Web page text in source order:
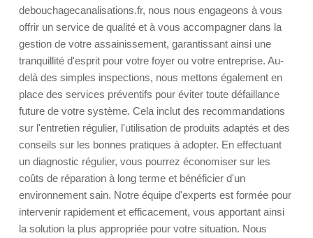
debouchagecanalisations.fr, nous nous engageons à vous
offrir un service de qualité et à vous accompagner dans la
gestion de votre assainissement, garantissant ainsi une
tranquillité d'esprit pour votre foyer ou votre entreprise. Au-
delà des simples inspections, nous mettons également en
place des services préventifs pour éviter toute défaillance
future de votre système. Cela inclut des recommandations
sur l'entretien régulier, l'utilisation de produits adaptés et des
conseils sur les bonnes pratiques à adopter. En effectuant
un diagnostic régulier, vous pourrez économiser sur les
coûts de réparation à long terme et bénéficier d'un
environnement sain. Notre équipe d'experts est formée pour
intervenir rapidement et efficacement, vous apportant ainsi
la solution la plus appropriée pour votre situation. Nous